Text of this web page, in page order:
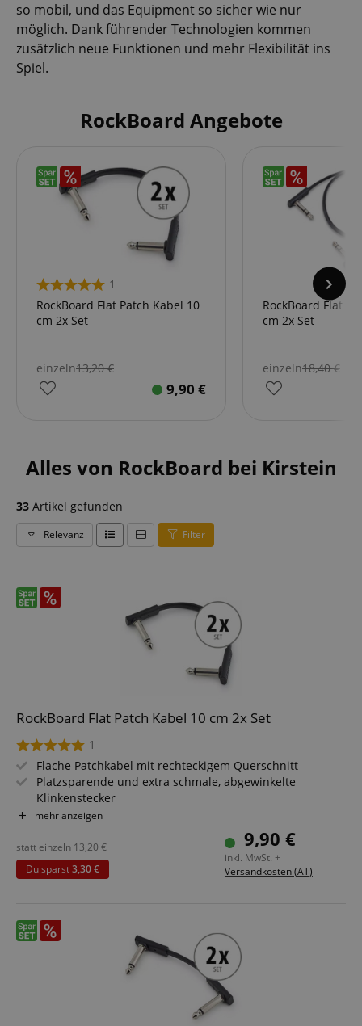
so mobil, und das Equipment so sicher wie nur
möglich. Dank führender Technologien kommen
zusätzlich neue Funktionen und mehr Flexibilität ins
Spiel.
RockBoard Angebote
1
RockBoard Flat Patch Kabel 10
cm 2x Set
einzeln13,20€
9,90 €
RockBoard Flat
cm 2x Set
einzeln18,40€
Alles von RockBoard bei Kirstein
33 Artikel gefunden
Relevanz Filter
RockBoard Flat Patch Kabel 10 cm 2x Set
1
Flache Patchkabel mit rechteckigem Querschnitt
Platzsparende und extra schmale, abgewinkelte
Klinkenstecker
Flexibler Kupferleiter (20 x 0,12 mm²)
Länge: 10 cm
Schwarz
2 Stück im Sparset
mehr anzeigen
9,90 €
inkl. MwSt. +
Versandkosten (AT)
statt einzeln 13,20 €
Du sparst3,30 €